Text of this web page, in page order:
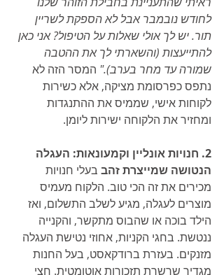
לחודש נובמבר אבל לא הספקת לשריין
תור. יש לך אולי שאלות על הטיפול? אני כאן
להתייעצות (והשארתי לך את ההטבה
שמורה עד מחר בערב)." המסר הזה לא
נתפס כפרסומת מציקה, אלא כשירות
לקוחות אישי, שממיס את ההתנגדות
ומחזיר את הלקוחה ישירות ליומן.
2. חנויות אונליין וקמעונאות: העגלה
הנטושה שמייצרת זהב בעלי חנויות
מכירים את זה הכי טוב. הלקוח מעמיס
מוצרים לעגלה, מגיע לשלב התשלום, ואז
הילד בוכה או שהבוס מתקשר, והקנייה
ננטשת. בחגי הקניות, אחוזי נטישת העגלה
מזנקים. בעזרת ברודקאסט, בעל החנות
מגדיר שרשרת תזכורות אוטומטית. חצי